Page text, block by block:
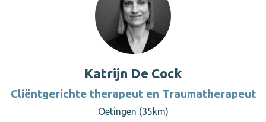
Katrijn De Cock
Cliëntgerichte therapeut en Traumatherapeut
Oetingen (35km)